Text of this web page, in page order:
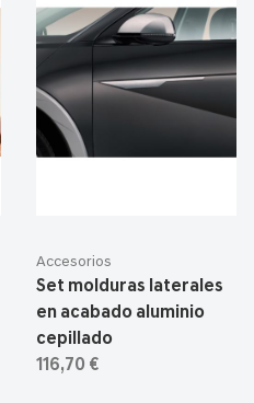
Accesorios
Set molduras laterales
en acabado aluminio
cepillado
116,70 €